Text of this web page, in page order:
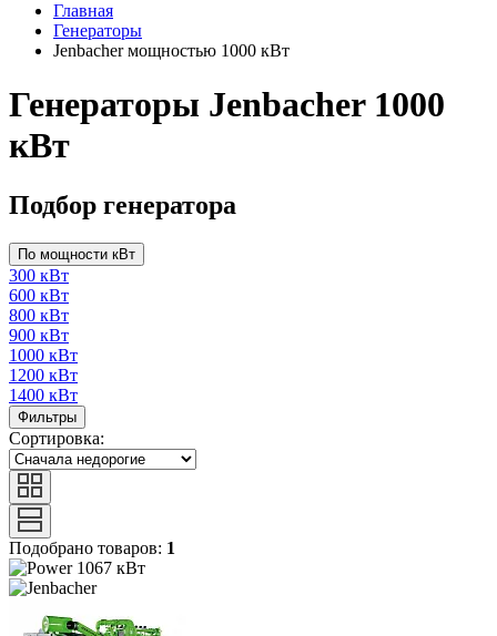
Главная
Генераторы
Jenbacher мощностью 1000 кВт
Генераторы Jenbacher 1000
кВт
Подбор генератора
По мощности кВт
300 кВт
600 кВт
800 кВт
900 кВт
1000 кВт
1200 кВт
1400 кВт
Фильтры
Сортировка:
Подобрано товаров: 1
1067 кВт